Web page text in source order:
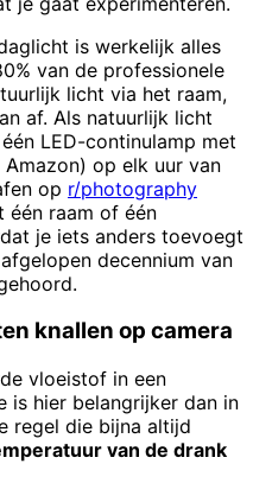
is werkelijk alles
van de professionele
licht via het raam,
af. Als natuurlijk licht
LED-continulamp met
op elk uur van
op r/photography
één raam of één
je iets anders toevoegt
decennium van
knallen op camera
vloeistof in een
hier belangrijker dan in
regel die bijna altijd
van de drank